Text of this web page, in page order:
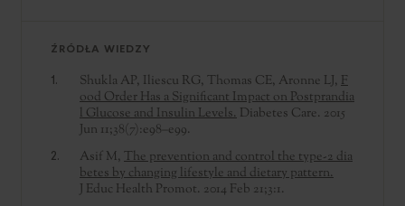
ŹRÓDŁA WIEDZY
Shukla AP, Iliescu RG, Thomas CE, Aronne LJ, F
ood Order Has a Significant Impact on Postprandia
l Glucose and Insulin Levels. Diabetes Care. 2015
Jun 11;38(7):e98–e99.
Asif M, The prevention and control the type-2 dia
betes by changing lifestyle and dietary pattern.
J Educ Health Promot. 2014 Feb 21;3:1.